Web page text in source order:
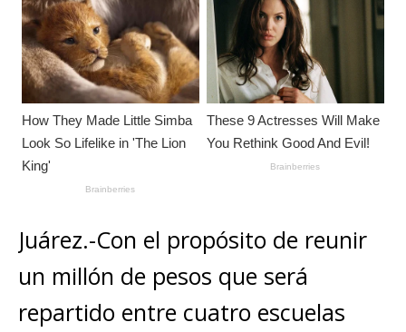
Juárez.-Con el propósito de reunir
un millón de pesos que será
repartido entre cuatro escuelas